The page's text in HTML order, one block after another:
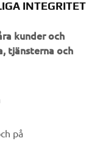
two-day escape
I stepped off the
and
already immersed
INTEGRITET
kunder och
tjänsterna och
på